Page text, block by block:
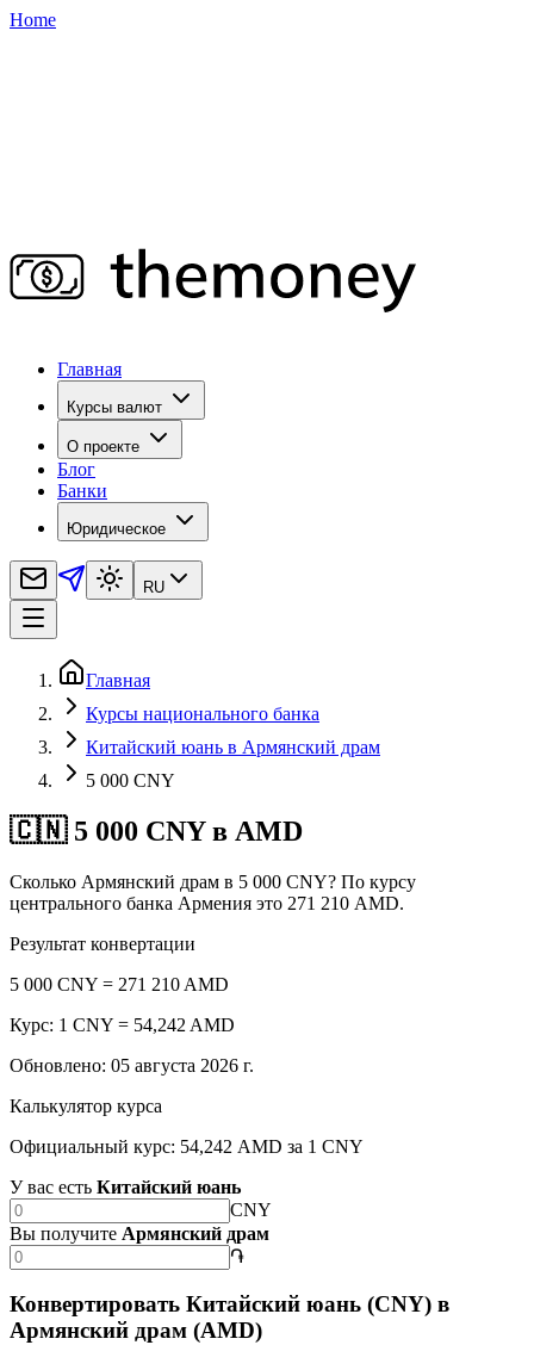
Home
Главная
Курсы валют
О проекте
Блог
Банки
Юридическое
RU
Главная
Курсы национального банка
Китайский юань в Армянский драм
5 000 CNY
🇨🇳 5 000 CNY в AMD
Сколько Армянский драм в 5 000 CNY? По курсу
центрального банка Армения это 271 210 AMD.
Результат конвертации
5 000 CNY = 271 210 AMD
Курс: 1 CNY = 54,242 AMD
Обновлено: 05 августа 2026 г.
Калькулятор курса
Официальный курс: 54,242 AMD за 1 CNY
У вас есть Китайский юань
CNY
Вы получите Армянский драм
֏
Конвертировать Китайский юань (CNY) в
Армянский драм (AMD)